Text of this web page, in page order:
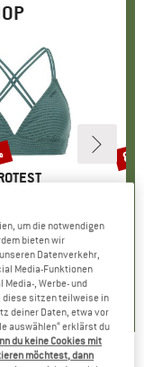
Preis
reduzierter Preis
CHF 23.37
4.9(23)
CHF
um die notwendigen
bieten wir
Datenverkehr,
Media-Funktionen
, Werbe- und
diese sitzen teilweise in
deiner Daten, etwa vor
auswählen“ erklärst du
du keine Cookies mit
möchtest, dann